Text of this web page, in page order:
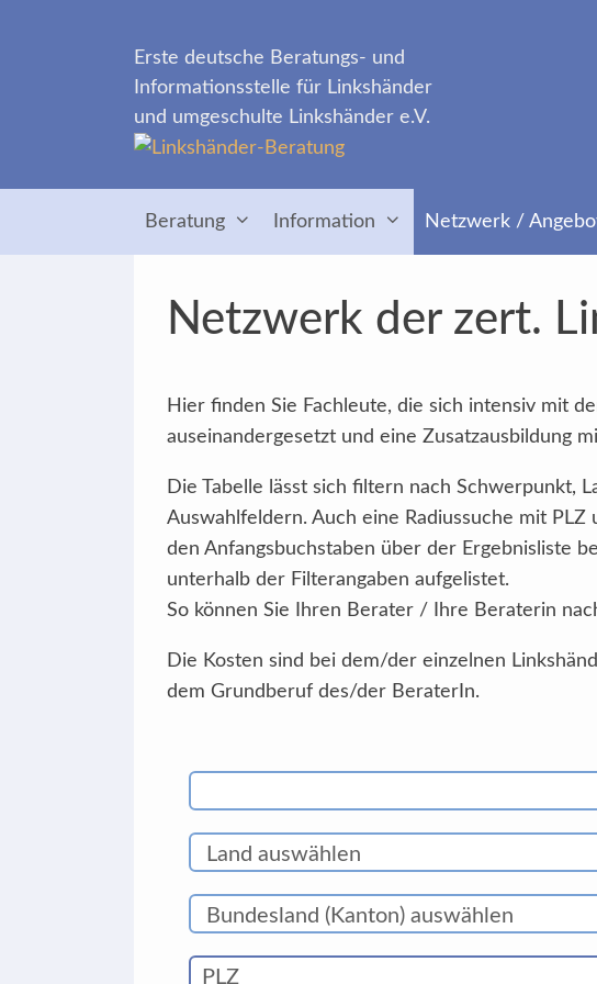
Erste deutsche Beratungs- und
Informationsstelle für Linkshänder
und umgeschulte Linkshänder e.V.
Beratung Information Netzwerk /
Netzwerk der zert.
Hier finden Sie Fachleute, die sich intensiv mit
auseinandergesetzt und eine Zusatzausbildung
Die Tabelle lässt sich filtern nach Schwerpunkt,
Auswahlfeldern. Auch eine Radiussuche mit
den Anfangsbuchstaben über der Ergebnisliste
unterhalb der Filterangaben aufgelistet.
So können Sie Ihren Berater / Ihre Beraterin
Die Kosten sind bei dem/der einzelnen
dem Grundberuf des/der BeraterIn.